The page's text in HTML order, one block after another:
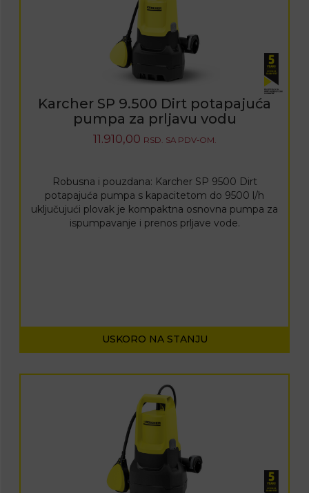
Karcher SP 9.500 Dirt potapajuća
pumpa za prljavu vodu
11.910,00 RSD. SA PDV-OM.
Robusna i pouzdana: Karcher SP 9500 Dirt
potapajuća pumpa s kapacitetom do 9500 l/h
uključujući plovak je kompaktna osnovna pumpa za
ispumpavanje i prenos prljave vode.
USKORO NA STANJU